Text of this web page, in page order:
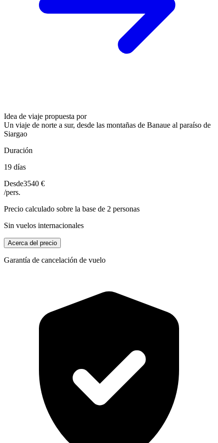
Idea de viaje propuesta por
Un viaje de norte a sur, desde las montañas de Banaue al paraíso de
Siargao
Duración
19 días
Desde3540 €
/pers.
Precio calculado sobre la base de 2 personas
Sin vuelos internacionales
Acerca del precio
Garantía de cancelación de vuelo